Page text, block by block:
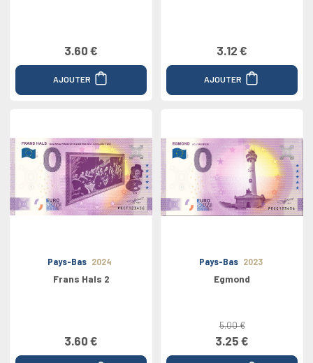
3.60 €
AJOUTER
3.12 €
AJOUTER
Pays-Bas 2024
Frans Hals 2
3.60 €
Pays-Bas 2023
Egmond
5.00 €
3.25 €